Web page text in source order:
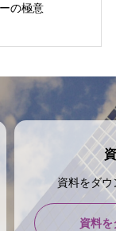
の極意
資料をダ
資料を